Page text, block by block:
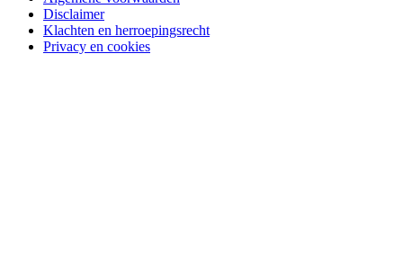
Disclaimer
Klachten en herroepingsrecht
Privacy en cookies